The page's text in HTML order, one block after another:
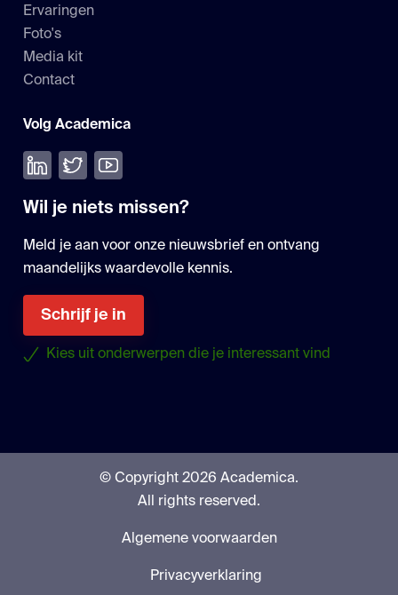
Ervaringen
Foto's
Media kit
Contact
Volg Academica
Volg ons op LinkedIn
Volg ons op Twitter
Bekijk onze YouTube
Wil je niets missen?
Meld je aan voor onze nieuwsbrief en ontvang
maandelijks waardevolle kennis.
Schrijf je in
Kies uit onderwerpen die je interessant vind
© Copyright 2026 Academica.
All rights reserved.
Algemene voorwaarden
Privacyverklaring